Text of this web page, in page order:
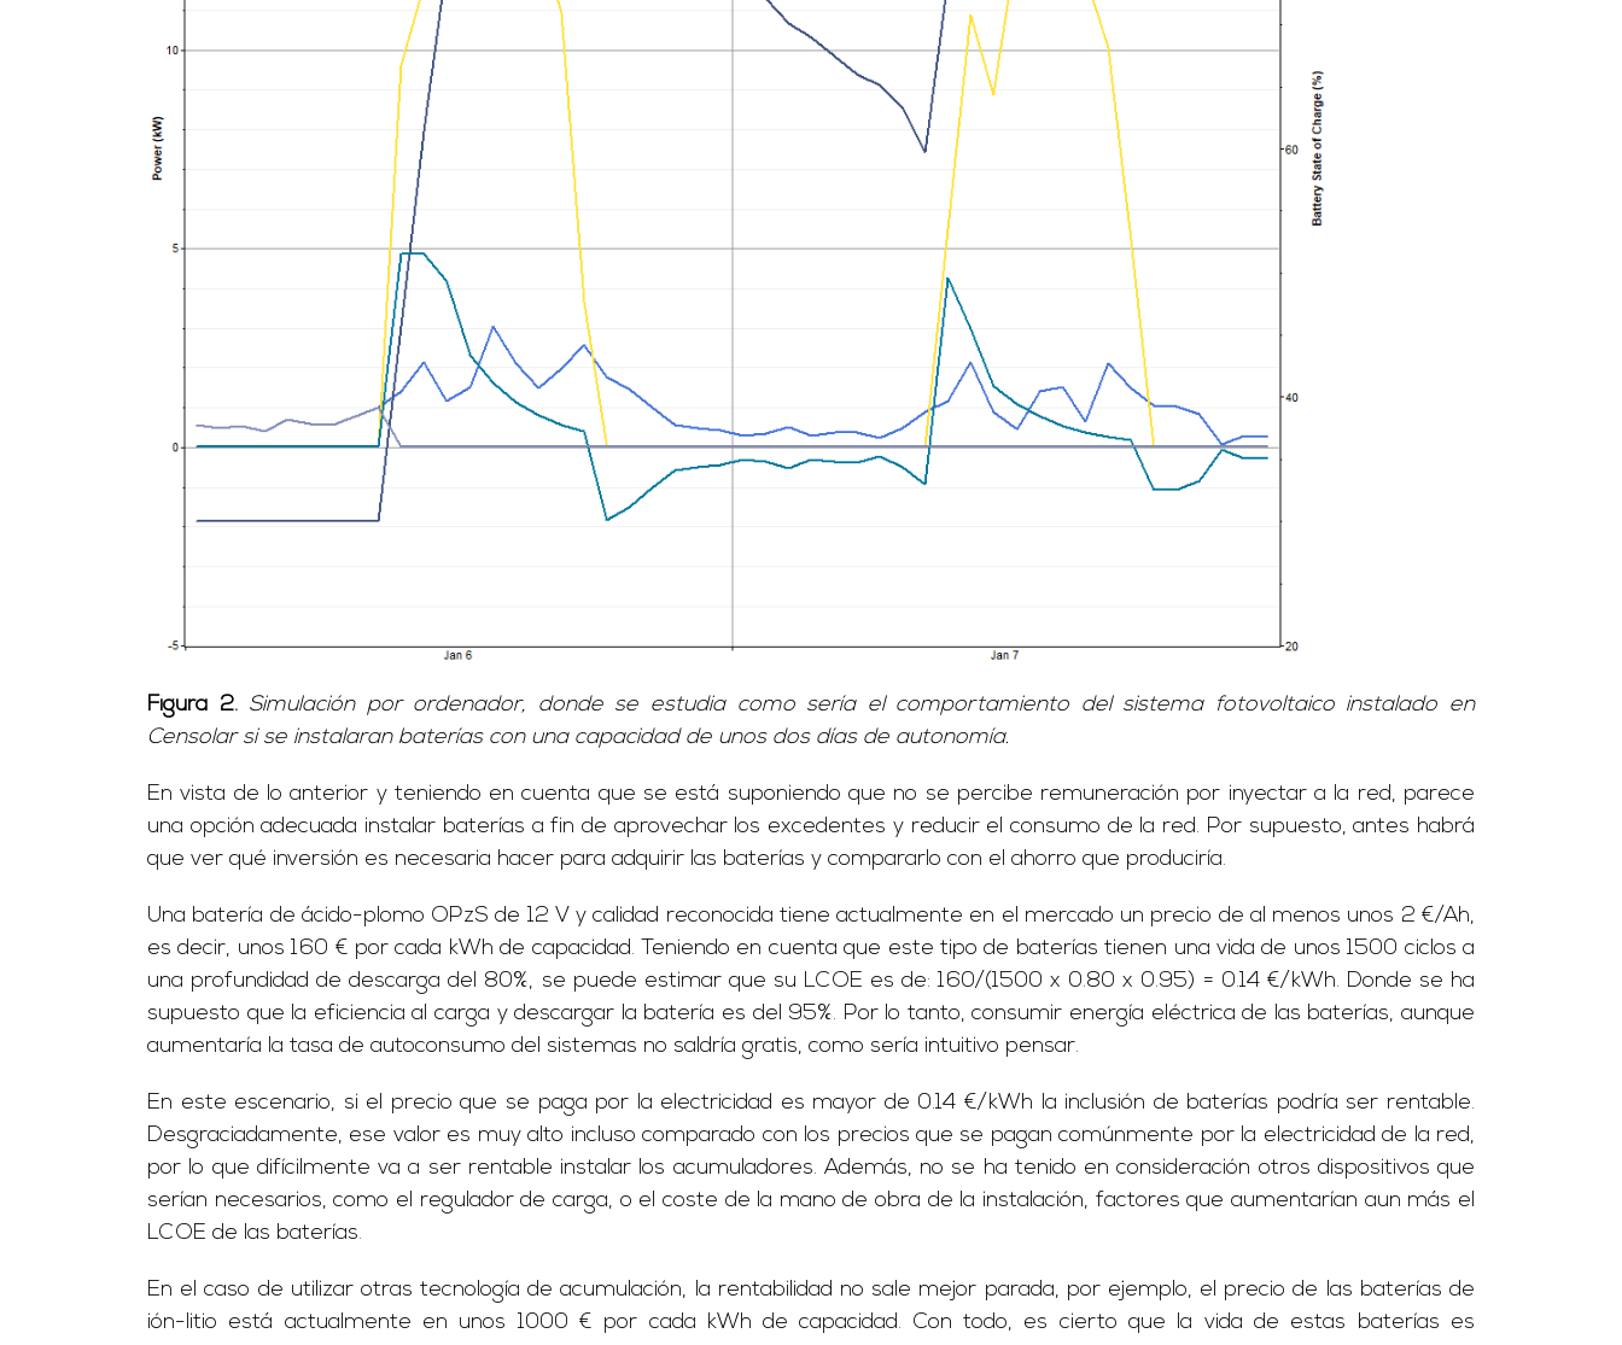
Figura 2. Simulación por ordenador, donde se estudia como sería el comportamiento del sistema fotovoltaico instalado en
Censolar si se instalaran baterías con una capacidad de unos dos días de autonomía.
En vista de lo anterior y teniendo en cuenta que se está suponiendo que no se percibe remuneración por inyectar a la red, parece
una opción adecuada instalar baterías a fin de aprovechar los excedentes y reducir el consumo de la red. Por supuesto, antes habrá
que ver qué inversión es necesaria hacer para adquirir las baterías y compararlo con el ahorro que produciría.
Una batería de ácido-plomo OPzS de 12 V y calidad reconocida tiene actualmente en el mercado un precio de al menos unos 2 €/Ah,
es decir, unos 160 € por cada kWh de capacidad. Teniendo en cuenta que este tipo de baterías tienen una vida de unos 1500 ciclos a
una profundidad de descarga del 80%, se puede estimar que su LCOE es de: 160/(1500 x 0.80 x 0.95) = 0.14 €/kWh. Donde se ha
supuesto que la eficiencia al carga y descargar la batería es del 95%. Por lo tanto, consumir energía eléctrica de las baterías, aunque
aumentaría la tasa de autoconsumo del sistemas no saldría gratis, como sería intuitivo pensar.
En este escenario, si el precio que se paga por la electricidad es mayor de 0.14 €/kWh la inclusión de baterías podría ser rentable.
Desgraciadamente, ese valor es muy alto incluso comparado con los precios que se pagan comúnmente por la electricidad de la red,
por lo que difícilmente va a ser rentable instalar los acumuladores. Además, no se ha tenido en consideración otros dispositivos que
serían necesarios, como el regulador de carga, o el coste de la mano de obra de la instalación, factores que aumentarían aun más el
LCOE de las baterías.
En el caso de utilizar otras tecnología de acumulación, la rentabilidad no sale mejor parada, por ejemplo, el precio de las baterías de
ión-litio está actualmente en unos 1000 € por cada kWh de capacidad. Con todo, es cierto que la vida de estas baterías es